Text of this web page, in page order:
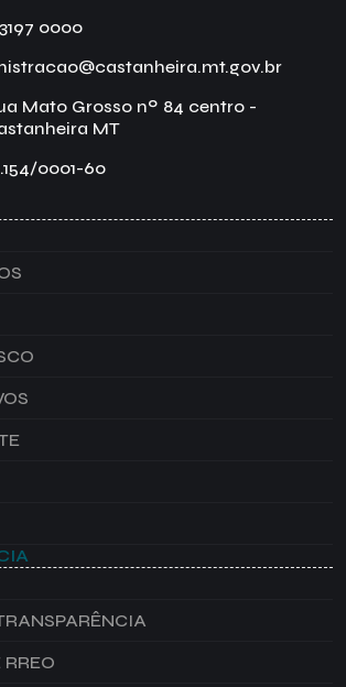
0000
Mato Grosso nº 84 centro -
MT
0001-60